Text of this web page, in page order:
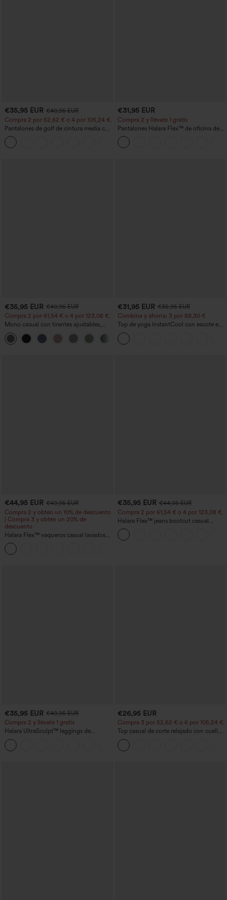
€35,95 EUR €40,95 EUR
Compra 2 por 52,62 € o 4 por 105,24 €.
Pantalones de golf de cintura media con
cordón, dobladillo curvo, secado rápido,
de corte cónico y con bolsillos - UPF40+
€31,95 EUR
Compra 2 y llévate 1 gratis
Pantalones Halara Flex™ de oficina de
tiro alto ligeramente acampanados con
bolsillos
€35,95 EUR €40,95 EUR
Compra 2 por 61,54 € o 4 por 123,08 €.
Mono casual con tirantes ajustables,
fruncidos, pierna ancha, tejido jaspeado
y bolsillos - Easy Peezy
€31,95 EUR €35,95 EUR
Combina y ahorra: 3 por 88,30 €
Top de yoga InstantCool con escote en
U y bajo curvado - UPF50+
€44,95 EUR €49,95 EUR
Compra 2 y obtén un 10% de descuento
| Compra 3 y obtén un 20% de
descuento
Halara Flex™ vaqueros casual lavados
asimétricos de tiro bajo con bolsillos
con cremallera, corte baggy y pierna
ancha
€35,95 EUR €44,95 EUR
Compra 2 por 61,54 € o 4 por 123,08 €.
Halara Flex™ jeans bootcut casual
lavados, de talle alto y con bolsillos
€35,95 EUR €40,95 EUR
Compra 2 y llévate 1 gratis
Halara UltraSculpt™ leggings de
entrenamiento moldeadores de talle alto
con fruncido trasero que realza los
glúteos, control de abdomen y bolsillos
€26,95 EUR
Compra 3 por 52,62 € o 6 por 105,24 €.
Top casual de corte relajado con cuello
redondo y mangas murciélago.